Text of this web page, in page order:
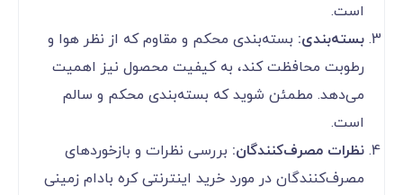
است.
بسته‌بندی: بسته‌بندی محکم و مقاوم که از نظر هوا و
رطوبت محافظت کند، به کیفیت محصول نیز اهمیت
می‌دهد. مطمئن شوید که بسته‌بندی محکم و سالم
است.
نظرات مصرف‌کنندگان: بررسی نظرات و بازخوردهای
مصرف‌کنندگان در مورد خرید اینترنتی کره بادام زمینی